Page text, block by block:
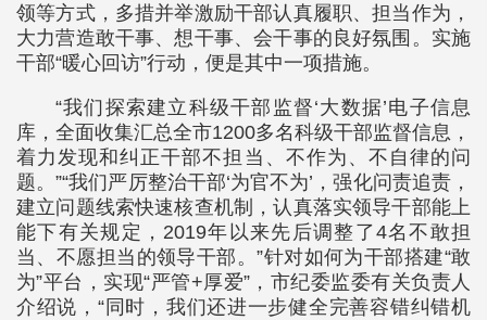
领等方式，多措并举激励干部认真履职、担当作为，
大力营造敢干事、想干事、会干事的良好氛围。实施
干部“暖心回访”行动，便是其中一项措施。
“我们探索建立科级干部监督‘大数据’电子信息
库，全面收集汇总全市1200多名科级干部监督信息，
着力发现和纠正干部不担当、不作为、不自律的问
题。”“我们严厉整治干部‘为官不为’，强化问责追责，
建立问题线索快速核查机制，认真落实领导干部能上
能下有关规定，2019年以来先后调整了4名不敢担
当、不愿担当的领导干部。”针对如何为干部搭建“敢
为”平台，实现“严管+厚爱”，市纪委监委有关负责人
介绍说，“同时，我们还进一步健全完善容错纠错机